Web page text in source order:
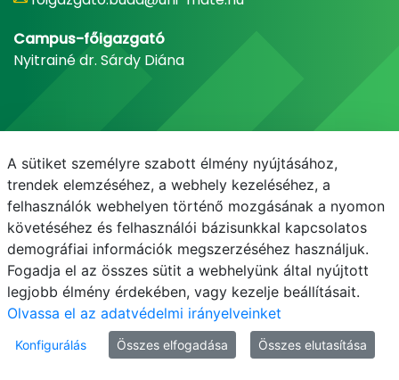
Campus-főigazgató
Nyitrainé dr. Sárdy Diána
E-mail Telefonkönyv NEPTUN E-learning
© MATE 2021
A sütiket személyre szabott élmény nyújtásához,
trendek elemzéséhez, a webhely kezeléséhez, a
felhasználók webhelyen történő mozgásának a nyomon
követéséhez és felhasználói bázisunkkal kapcsolatos
demográfiai információk megszerzéséhez használjuk.
Fogadja el az összes sütit a webhelyünk által nyújtott
legjobb élmény érdekében, vagy kezelje beállításait.
Olvassa el az adatvédelmi irányelveinket
Konfigurálás Összes elfogadása Összes elutasítása